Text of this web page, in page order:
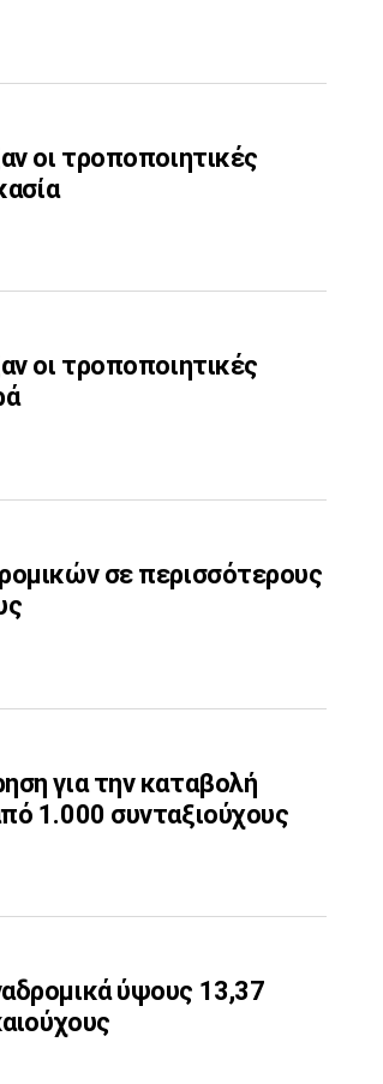
οι τροποποιητικές
οι τροποποιητικές
σε περισσότερους
για την καταβολή
1.000 συνταξιούχους
ύψους 13,37